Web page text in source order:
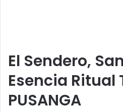
El Sendero,
Esencia Ritual
PUSANGA